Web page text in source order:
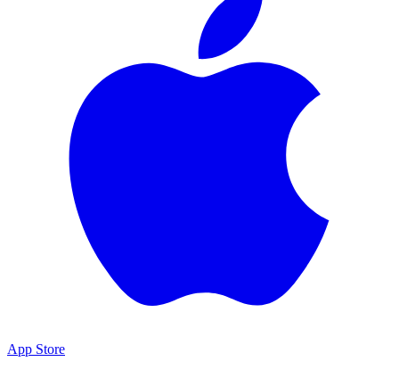
App Store